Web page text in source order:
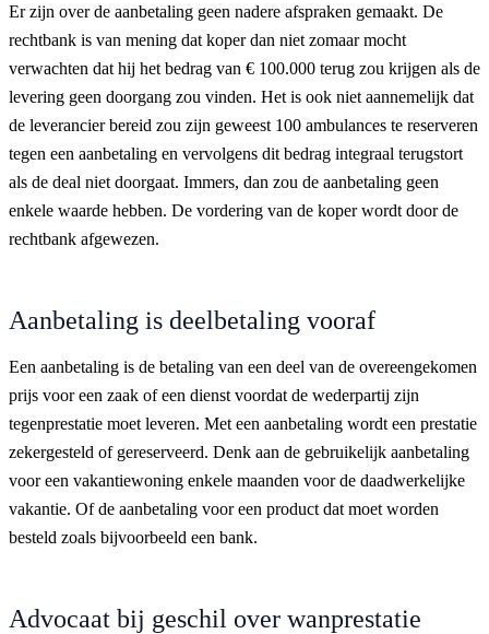
Er zijn over de aanbetaling geen nadere afspraken gemaakt. De
rechtbank is van mening dat koper dan niet zomaar mocht
verwachten dat hij het bedrag van € 100.000 terug zou krijgen als de
levering geen doorgang zou vinden. Het is ook niet aannemelijk dat
de leverancier bereid zou zijn geweest 100 ambulances te reserveren
tegen een aanbetaling en vervolgens dit bedrag integraal terugstort
als de deal niet doorgaat. Immers, dan zou de aanbetaling geen
enkele waarde hebben. De vordering van de koper wordt door de
rechtbank afgewezen.
Aanbetaling is deelbetaling vooraf
Een aanbetaling is de betaling van een deel van de overeengekomen
prijs voor een zaak of een dienst voordat de wederpartij zijn
tegenprestatie moet leveren. Met een aanbetaling wordt een prestatie
zekergesteld of gereserveerd. Denk aan de gebruikelijk aanbetaling
voor een vakantiewoning enkele maanden voor de daadwerkelijke
vakantie. Of de aanbetaling voor een product dat moet worden
besteld zoals bijvoorbeeld een bank.
Advocaat bij geschil over wanprestatie